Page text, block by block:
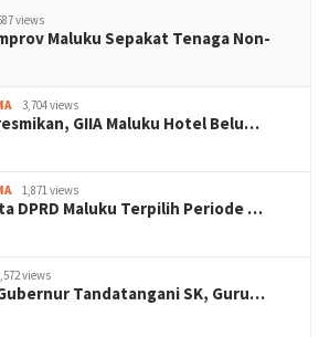
views
Maluku Sepakat Tenaga Non-
3,704 views
GIIA Maluku Hotel Belu…
1,871 views
DPRD Maluku Terpilih Periode …
views
Tandatangani SK, Guru…